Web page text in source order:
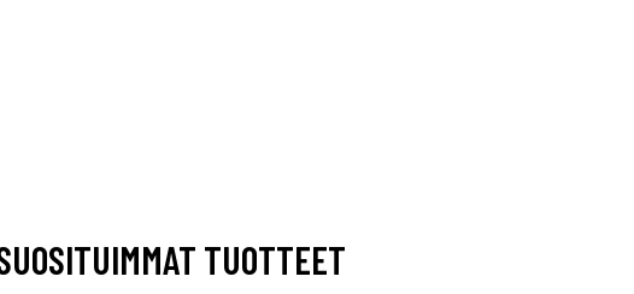
TUOTTEET